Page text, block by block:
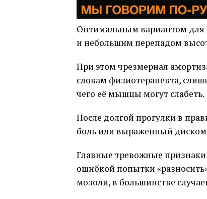
Оптимальным вариантом для
и небольшим перепадом
При этом чрезмерная
словам физиотерапевта,
чего её мышцы могут слабеть.
После долгой прогулки в
боль или выраженный
Главные тревожные признаки
ошибкой попытки
мозоли, в большинстве